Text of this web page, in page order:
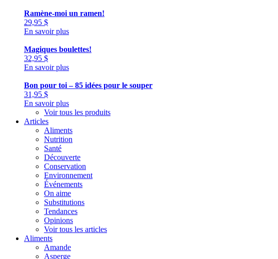
Ramène-moi un ramen!
29,95 $
En savoir plus
Magiques boulettes!
32,95 $
En savoir plus
Bon pour toi – 85 idées pour le souper
31,95 $
En savoir plus
Voir tous les produits
Articles
Aliments
Nutrition
Santé
Découverte
Conservation
Environnement
Événements
On aime
Substitutions
Tendances
Opinions
Voir tous les articles
Aliments
Amande
Asperge